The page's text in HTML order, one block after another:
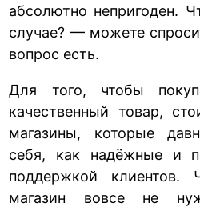
абсолютно непригоден.
случае? — можете
вопрос есть.
Для того, чтобы
качественный товар,
магазины, которые
себя, как надёжные и
поддержкой клиентов.
магазин вовсе не